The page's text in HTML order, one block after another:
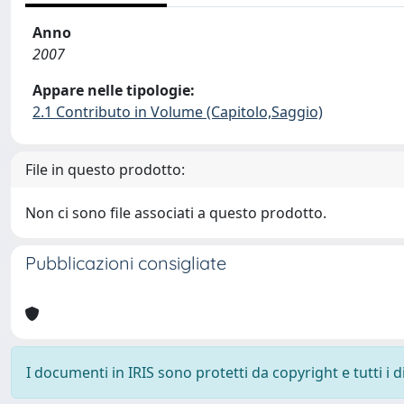
Anno
2007
Appare nelle tipologie:
2.1 Contributo in Volume (Capitolo,Saggio)
File in questo prodotto:
Non ci sono file associati a questo prodotto.
Pubblicazioni consigliate
I documenti in IRIS sono protetti da copyright e tutti i